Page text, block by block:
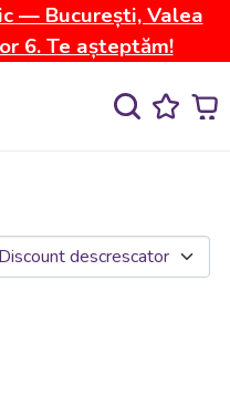
— București, Valea
6. Te așteptăm!